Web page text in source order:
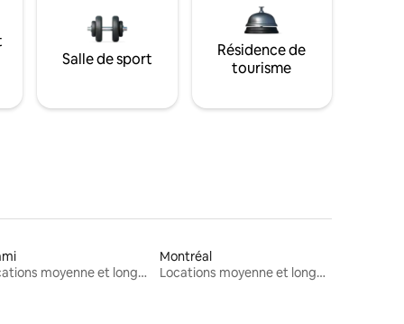
Salle de sport
Résidence de
tourisme
Locations moyenne et longue durée
Montréal
Locations moyenne et longue durée